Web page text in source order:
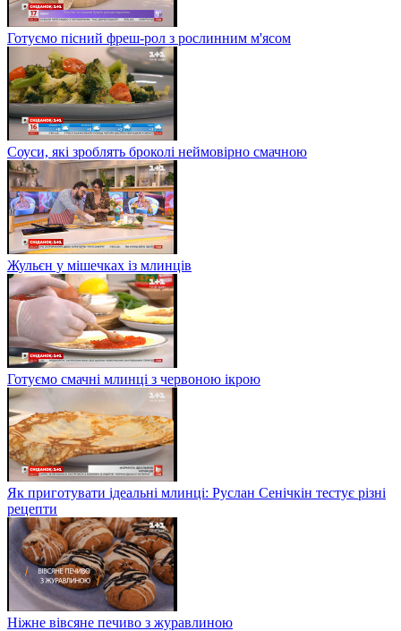
Готуємо пісний фреш-рол з рослинним м'ясом
Соуси, які зроблять броколі неймовірно смачною
Жульєн у мішечках із млинців
Готуємо смачні млинці з червоною ікрою
Як приготувати ідеальні млинці: Руслан Сенічкін тестує різні
рецепти
Ніжне вівсяне печиво з журавлиною